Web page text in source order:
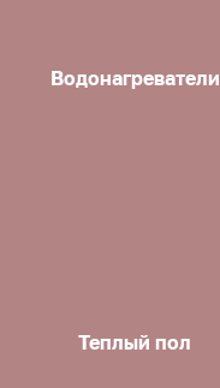
Водонагреватели
Теплый пол